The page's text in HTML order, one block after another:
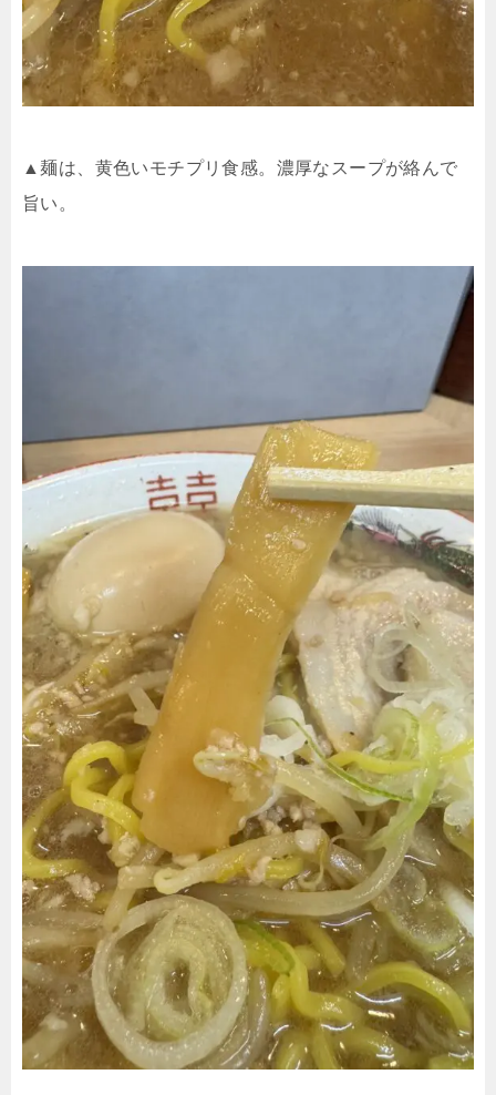
▲麺は、黄色いモチプリ食感。濃厚なスープが絡んで
旨い。